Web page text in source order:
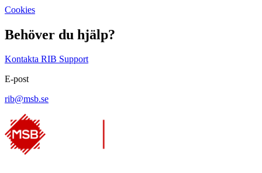
Cookies
Behöver du hjälp?
Kontakta RIB Support
E-post
rib@msb.se